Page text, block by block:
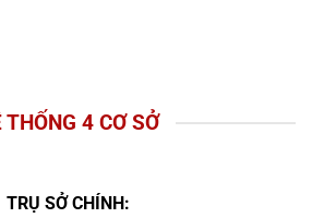
THỐNG 4 CƠ SỞ
TRỤ SỞ CHÍNH: